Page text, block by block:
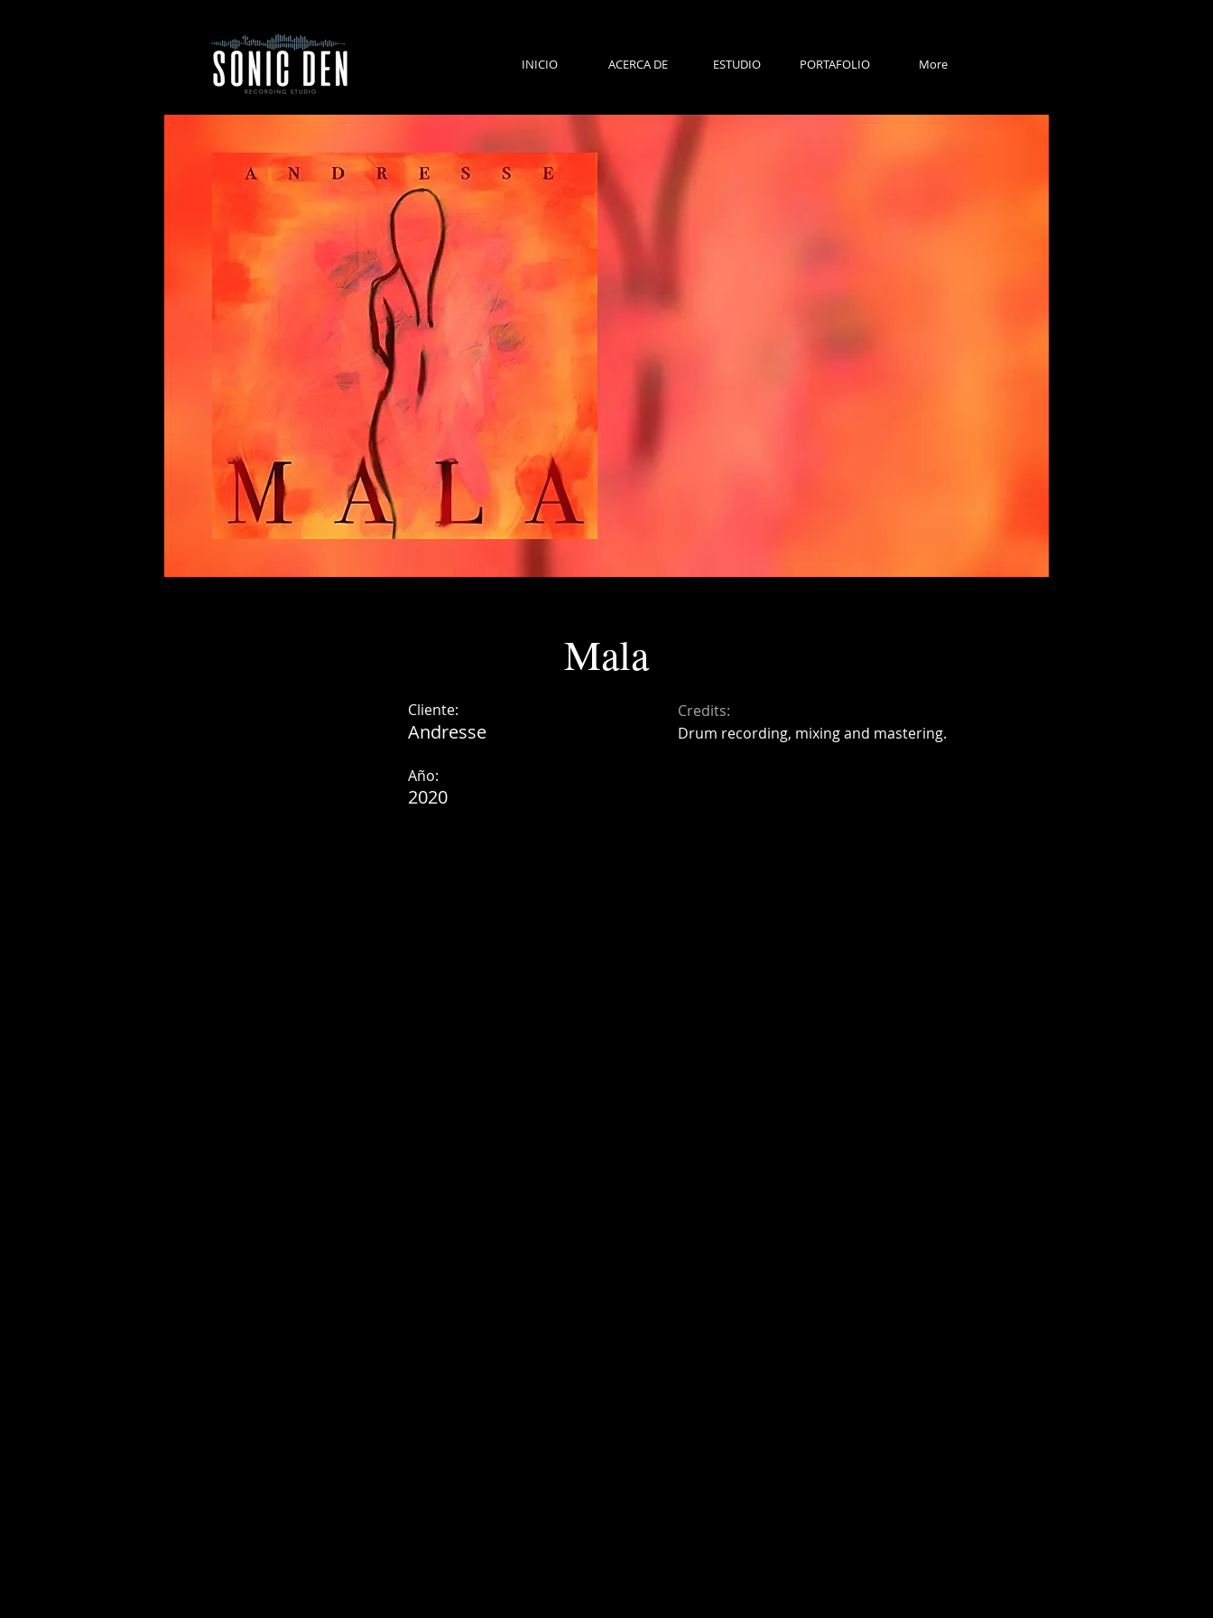
INICIO ACERCA DE ESTUDIO PORTAFOLIO More
Mala
Cliente:
Andresse
Año:
2020
Credits:
Drum recording, mixing and mastering.